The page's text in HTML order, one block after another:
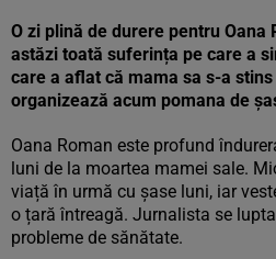
O zi plină de durere pentru Oana
astăzi toată suferința pe care a
care a aflat că mama sa s-a
organizează acum pomana de
Oana Roman este profund
luni de la moartea mamei sale.
viață în urmă cu șase luni, iar
o țară întreagă. Jurnalista se
probleme de sănătate.